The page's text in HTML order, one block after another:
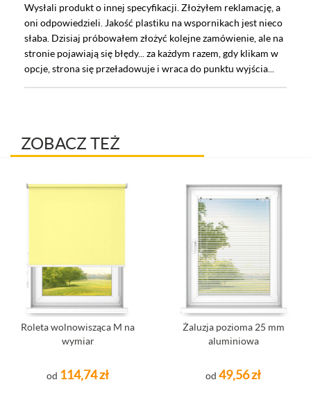
Wysłali produkt o innej specyfikacji. Złożyłem reklamację, a
oni odpowiedzieli. Jakość plastiku na wspornikach jest nieco
słaba. Dzisiaj próbowałem złożyć kolejne zamówienie, ale na
stronie pojawiają się błędy... za każdym razem, gdy klikam w
opcje, strona się przeładowuje i wraca do punktu wyjścia...
ZOBACZ TEŻ
Roleta wolnowisząca M na
wymiar
od 114,74 zł
Żaluzja pozioma 25 mm
aluminiowa
od 49,56 zł